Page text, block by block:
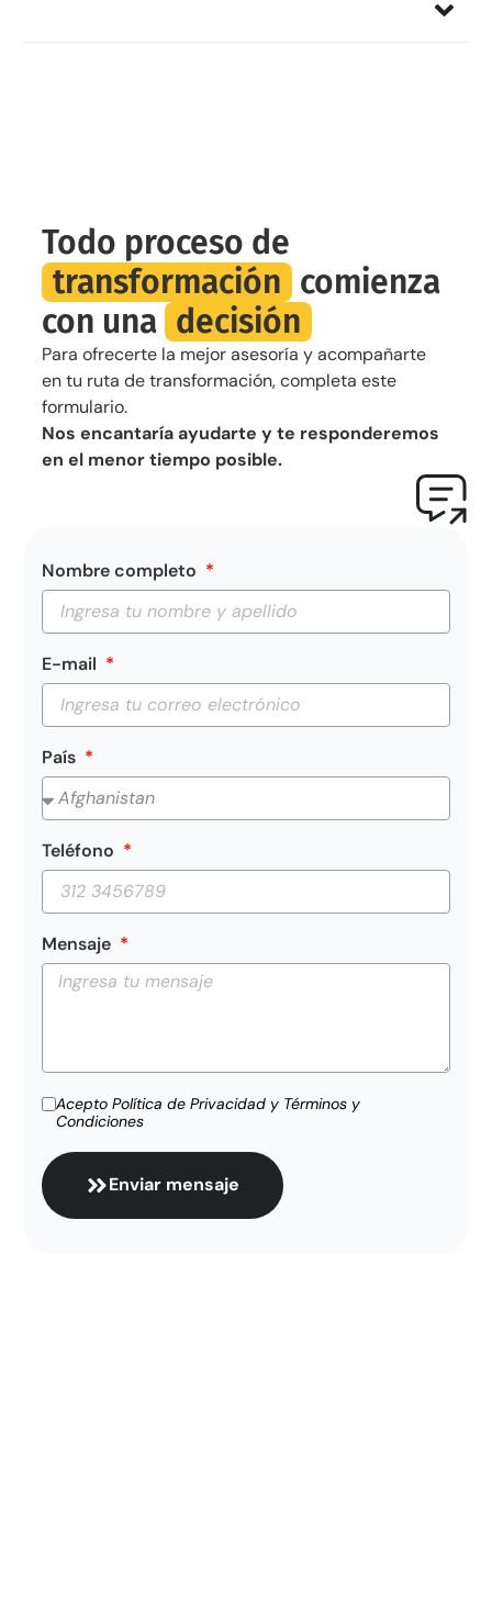
Todo proceso de
transformación comienza
con una decisión
Para ofrecerte la mejor asesoría y acompañarte
en tu ruta de transformación, completa este
formulario.
Nos encantaría ayudarte y te responderemos
en el menor tiempo posible.
Nombre completo
E-mail
País
Teléfono
Mensaje
Acepto Política de Privacidad y Términos y
Condiciones
Enviar mensaje